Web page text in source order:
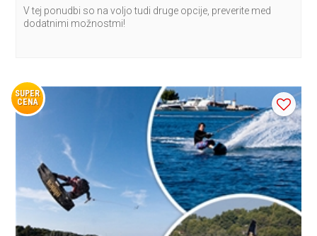
V tej ponudbi so na voljo tudi druge opcije, preverite med
dodatnimi možnostmi!
SUPER
CENA